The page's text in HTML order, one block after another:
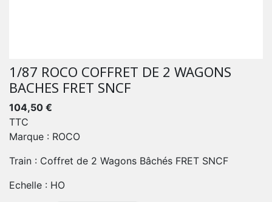
1/87 ROCO COFFRET DE 2 WAGONS
BACHES FRET SNCF
104,50 €
TTC
Marque : ROCO
Train : Coffret de 2 Wagons Bâchés FRET SNCF
Echelle : HO